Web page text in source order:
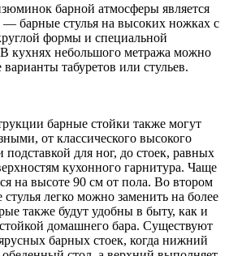
барной атмосферы является
— барные стулья на высоких ножках с
формы и специальной
кухнях небольшого метража можно
табуретов или стульев.
барные стойки также могут
от классического высокого
подставкой для ног, до стоек, равных
кухонного гарнитура. Чаще
на высоте 90 см от пола. Во втором
легко можно заменить на более
также будут удобны в быту, как и
домашнего бара. Существуют
барных стоек, когда нижний